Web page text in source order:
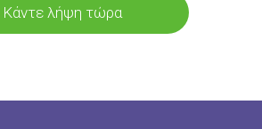
Κάντε λήψη τώρα